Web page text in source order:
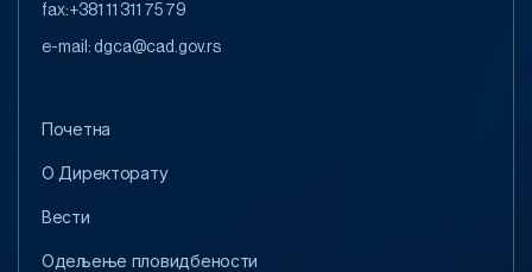
fax:+381 11 311 75 79
e-mail: dgca@cad.gov.rs
Почетна
O Директорату
Вести
Одељење пловидбености